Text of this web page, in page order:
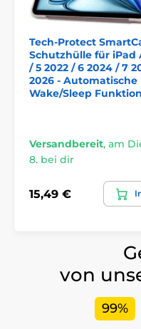
Tech-Protect
Schutzhülle für iPad
/ 5 2022 / 6 2024 / 7
2026 - Automatische
Wake/Sleep
Versandbereit, am
8. bei dir
15,49 €
von
99%